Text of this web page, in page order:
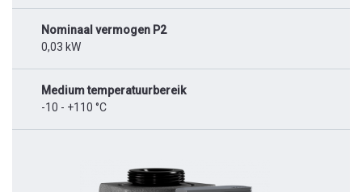
Nominaal vermogen P2
0,03 kW
Medium temperatuurbereik
-10 - +110 °C